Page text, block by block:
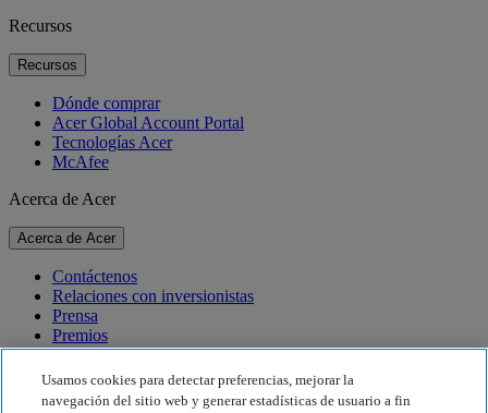
Recursos
Recursos
Dónde comprar
Acer Global Account Portal
Tecnologías Acer
McAfee
Acerca de Acer
Acerca de Acer
Contáctenos
Relaciones con inversionistas
Prensa
Premios
Eventos
Sostenibilidad
Usamos cookies para detectar preferencias, mejorar la
navegación del sitio web y generar estadísticas de usuario a fin